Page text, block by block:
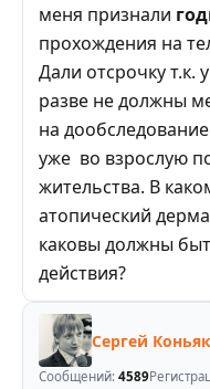
меня признали
прохождения на
Дали отсрочку т.к.
разве не должны
на
уже во взрослую
жительства. В
атопический
каковы должны
действия?
Сергей
Сообщений: 4589